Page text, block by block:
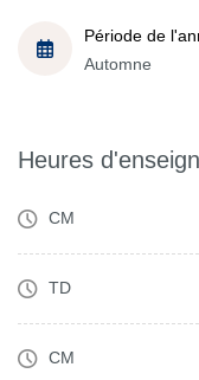
Période de
Automne
Heures
CM
TD
CM